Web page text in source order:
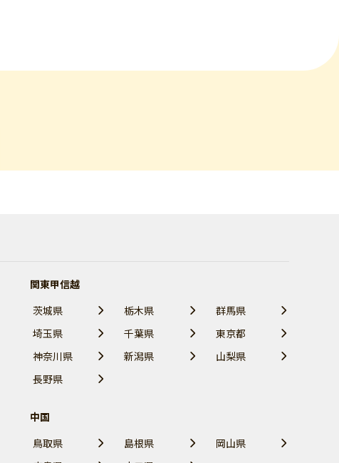
関東甲信越
茨城県
栃木県
群馬県
埼玉県
千葉県
東京都
神奈川県
新潟県
山梨県
長野県
中国
鳥取県
島根県
岡山県